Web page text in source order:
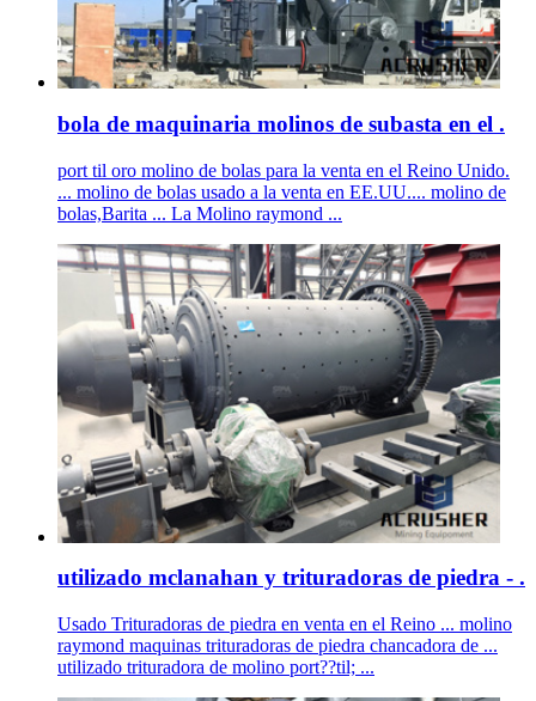
bola de maquinaria molinos de subasta en el .
port til oro molino de bolas para la venta en el Reino Unido.
... molino de bolas usado a la venta en EE.UU.... molino de
bolas,Barita ... La Molino raymond ...
utilizado mclanahan y trituradoras de piedra - .
Usado Trituradoras de piedra en venta en el Reino ... molino
raymond maquinas trituradoras de piedra chancadora de ...
utilizado trituradora de molino port??til; ...